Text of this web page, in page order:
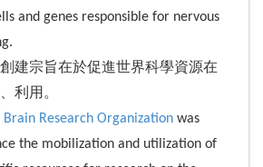
and genes responsible for nervous
創建宗旨在於促進世界科學資源在
利用。
Brain Research Organization was
the mobilization and utilization of